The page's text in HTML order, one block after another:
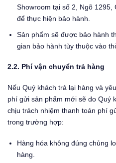
Showroom tại số 2, Ngõ 1295,
để thực hiện bảo hành.
Sản phẩm sẽ được bảo hành
gian bảo hành tùy thuộc vào
2.2. Phí vận chuyển trả hàng
Nếu Quý khách trả lại hàng và
phí gửi sản phẩm mới sẽ do Quý
chịu trách nhiệm thanh toán phí
trong trường hợp:
Hàng hóa không đúng chủng
hàng.